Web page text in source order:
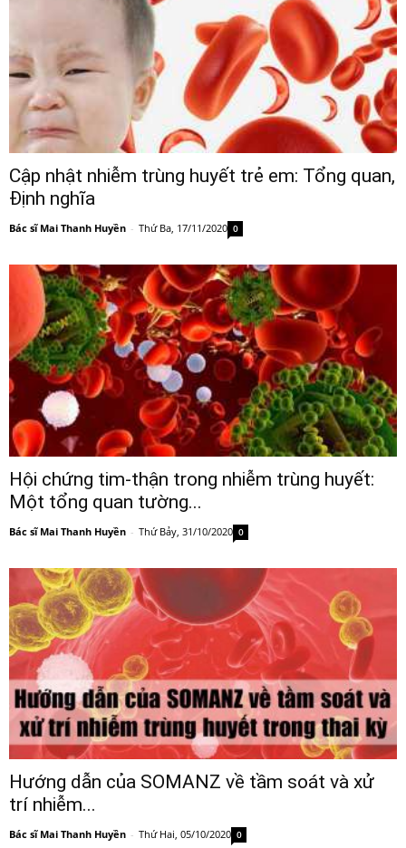
Cập nhật nhiễm trùng huyết trẻ em: Tổng quan,
Định nghĩa
Bác sĩ Mai Thanh Huyền - Thứ Ba, 17/11/2020 0
Hội chứng tim-thận trong nhiễm trùng huyết:
Một tổng quan tường...
Bác sĩ Mai Thanh Huyền - Thứ Bảy, 31/10/2020 0
Hướng dẫn của SOMANZ về tầm soát và xử
trí nhiễm...
Bác sĩ Mai Thanh Huyền - Thứ Hai, 05/10/2020 0